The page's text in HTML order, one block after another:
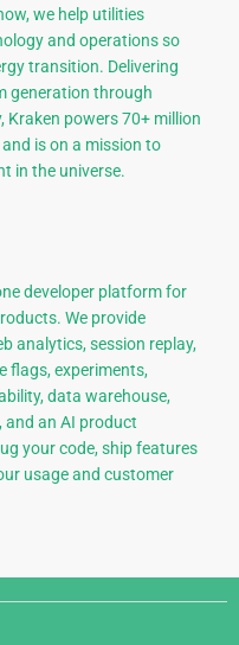
we help utilities
and operations so
transition. Delivering
generation through
powers 70+ million
is on a mission to
in the universe.
developer platform for
We provide
analytics, session replay,
flags, experiments,
data warehouse,
and an AI product
your code, ship features
usage and customer